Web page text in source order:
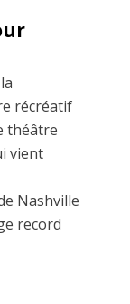
récréatif
théâtre
vient
Nashville
record